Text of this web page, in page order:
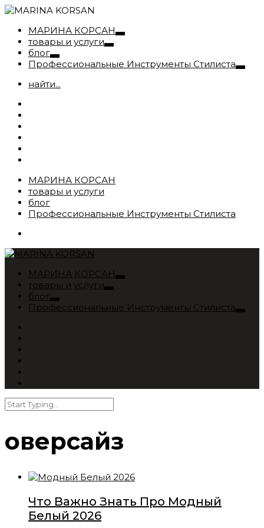
МАРИНА КОРСАН
товары и услуги
блог
Профессиональные Инструменты Стилиста
найти...
МАРИНА КОРСАН
товары и услуги
блог
Профессиональные Инструменты Стилиста
МАРИНА КОРСАН
товары и услуги
блог
Профессиональные Инструменты Стилиста
оверсайз
Что Важно Знать Про Модный
Белый 2026